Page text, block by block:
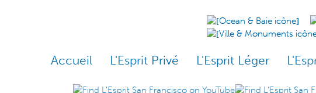
Accueil L'Esprit Privé L'Esprit Léger